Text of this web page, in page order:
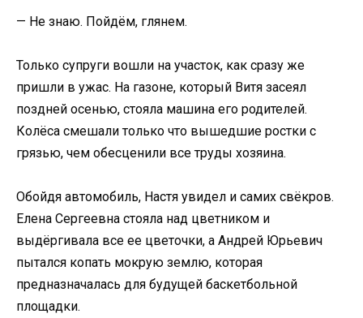
— Не знаю. Пойдём, глянем.
Только супруги вошли на участок, как сразу же
пришли в ужас. На газоне, который Витя засеял
поздней осенью, стояла машина его родителей.
Колёса смешали только что вышедшие ростки с
грязью, чем обесценили все труды хозяина.
Обойдя автомобиль, Настя увидел и самих свёкров.
Елена Сергеевна стояла над цветником и
выдёргивала все ее цветочки, а Андрей Юрьевич
пытался копать мокрую землю, которая
предназначалась для будущей баскетбольной
площадки.